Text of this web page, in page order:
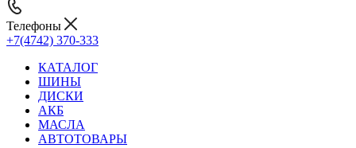
Телефоны
+7(4742) 370-333
КАТАЛОГ
ШИНЫ
ДИСКИ
АКБ
МАСЛА
АВТОТОВАРЫ